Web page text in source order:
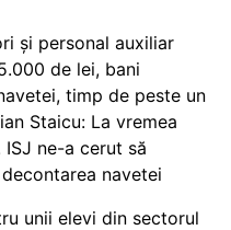
și personal auxiliar
de lei, bani
timp de peste un
Staicu: La vremea
ne-a cerut să
navetei
unii elevi din sectorul